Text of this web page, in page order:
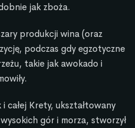
jak zboża.
produkcji wina (oraz
podczas gdy egzotyczne
takie jak awokado i
Krety, ukształtowany
gór i morza, stworzył